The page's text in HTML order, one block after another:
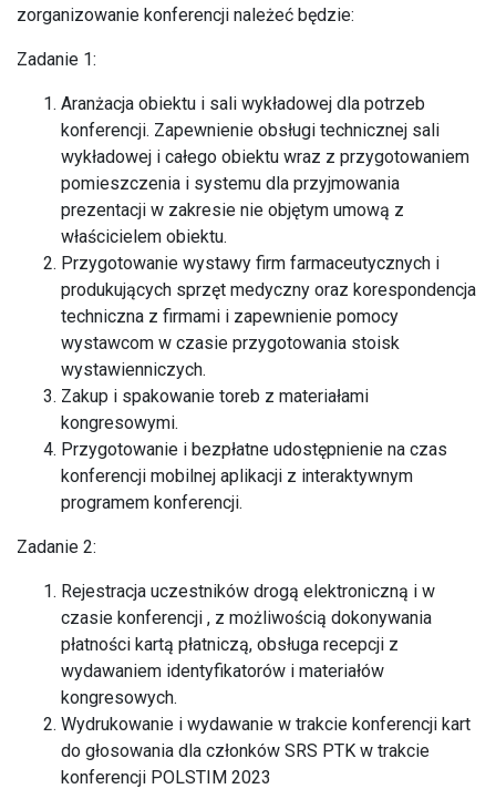
zorganizowanie konferencji należeć będzie:
Zadanie 1:
Aranżacja obiektu i sali wykładowej dla potrzeb
konferencji. Zapewnienie obsługi technicznej sali
wykładowej i całego obiektu wraz z przygotowaniem
pomieszczenia i systemu dla przyjmowania
prezentacji w zakresie nie objętym umową z
właścicielem obiektu.
Przygotowanie wystawy firm farmaceutycznych i
produkujących sprzęt medyczny oraz korespondencja
techniczna z firmami i zapewnienie pomocy
wystawcom w czasie przygotowania stoisk
wystawienniczych.
Zakup i spakowanie toreb z materiałami
kongresowymi.
Przygotowanie i bezpłatne udostępnienie na czas
konferencji mobilnej aplikacji z interaktywnym
programem konferencji.
Zadanie 2:
Rejestracja uczestników drogą elektroniczną i w
czasie konferencji , z możliwością dokonywania
płatności kartą płatniczą, obsługa recepcji z
wydawaniem identyfikatorów i materiałów
kongresowych.
Wydrukowanie i wydawanie w trakcie konferencji kart
do głosowania dla członków SRS PTK w trakcie
konferencji POLSTIM 2023